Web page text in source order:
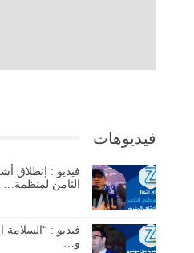
فيديوهات
فيديو : إنطلاق
الثامن لمنظمة…
فيديو : “السلامة
و…